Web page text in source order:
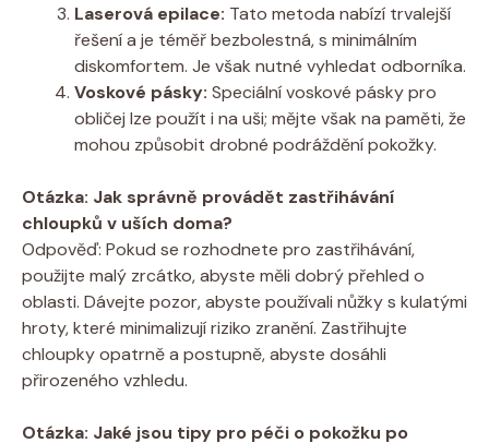
Laserová epilace: Tato metoda nabízí trvalejší
řešení a je téměř bezbolestná, s minimálním
diskomfortem. Je však nutné vyhledat odborníka.
Voskové pásky: Speciální voskové pásky pro
obličej lze použít i na uši; mějte však na paměti, že
mohou způsobit drobné podráždění pokožky.
Otázka: Jak správně provádět zastřihávání
chloupků v uších doma?
Odpověď: Pokud se rozhodnete pro zastřihávání,
použijte malý zrcátko, abyste měli dobrý přehled o
oblasti. Dávejte pozor, abyste používali nůžky s kulatými
hroty, které minimalizují riziko zranění. Zastřihujte
chloupky opatrně a postupně, abyste dosáhli
přirozeného vzhledu.
Otázka: Jaké jsou tipy pro péči o pokožku po